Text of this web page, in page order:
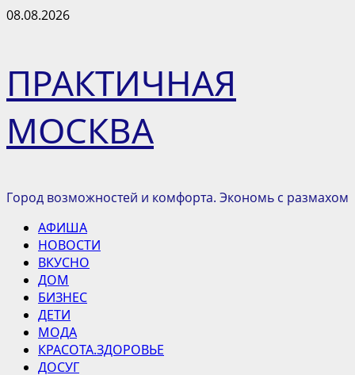
Перейти
08.08.2026
ПРАКТИЧНАЯ
МОСКВА
Город возможностей и комфорта. Экономь с размахом
Основное
меню
АФИША
НОВОСТИ
ВКУСНО
ДОМ
БИЗНЕС
ДЕТИ
МОДА
КРАСОТА.ЗДОРОВЬЕ
ДОСУГ